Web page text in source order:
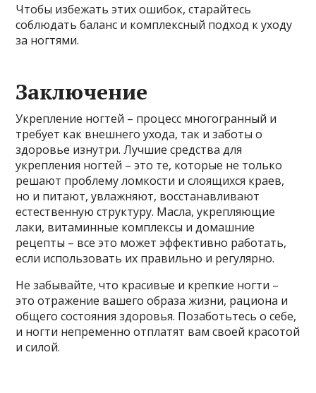
Чтобы избежать этих ошибок, старайтесь
соблюдать баланс и комплексный подход к уходу
за ногтями.
Заключение
Укрепление ногтей – процесс многогранный и
требует как внешнего ухода, так и заботы о
здоровье изнутри. Лучшие средства для
укрепления ногтей – это те, которые не только
решают проблему ломкости и слоящихся краев,
но и питают, увлажняют, восстанавливают
естественную структуру. Масла, укрепляющие
лаки, витаминные комплексы и домашние
рецепты – все это может эффективно работать,
если использовать их правильно и регулярно.
Не забывайте, что красивые и крепкие ногти –
это отражение вашего образа жизни, рациона и
общего состояния здоровья. Позаботьтесь о себе,
и ногти непременно отплатят вам своей красотой
и силой.